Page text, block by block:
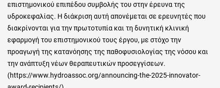
επιστημονικού επιπέδου συμβολής του στην έρευνα της
υδροκεφαλίας. Η διάκριση αυτή απονέμεται σε ερευνητές που
διακρίνονται για την πρωτοτυπία και τη δυνητική κλινική
εφαρμογή του επιστημονικού τους έργου, με στόχο την
προαγωγή της κατανόησης της παθοφυσιολογίας της νόσου και
την ανάπτυξη νέων θεραπευτικών προσεγγίσεων.
(https://www.hydroassoc.org/announcing-the-2025-innovator-